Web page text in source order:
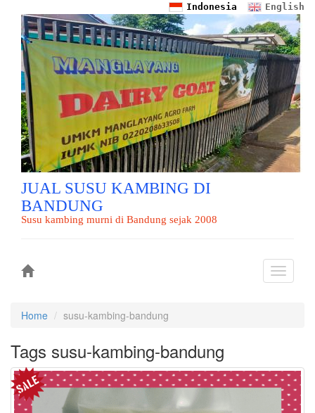
English
Indonesia
JUAL SUSU KAMBING DI
BANDUNG
Susu kambing murni di Bandung sejak 2008
Toggle
Home susu-kambing-bandung
Tags susu-kambing-bandung